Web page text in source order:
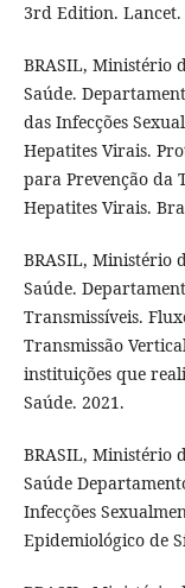
3rd Edition. Lancet.
BRASIL, Ministério
Saúde.
das Infecções
Hepatites Virais.
para Prevenção da
Hepatites Virais.
BRASIL, Ministério
Saúde.
Transmissíveis.
Transmissão
instituições que
Saúde. 2021.
BRASIL, Ministério
Saúde
Infecções
Epidemiológico de